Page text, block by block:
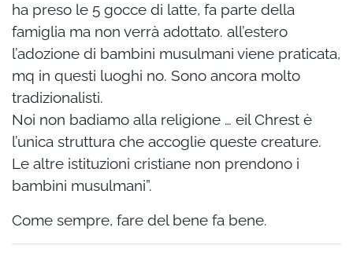
ha preso le 5 gocce di latte, fa parte della
famiglia ma non verrà adottato. all’estero
l’adozione di bambini musulmani viene praticata,
mq in questi luoghi no. Sono ancora molto
tradizionalisti.
Noi non badiamo alla religione … eil Chrest è
l’unica struttura che accoglie queste creature.
Le altre istituzioni cristiane non prendono i
bambini musulmani”.
Come sempre, fare del bene fa bene.